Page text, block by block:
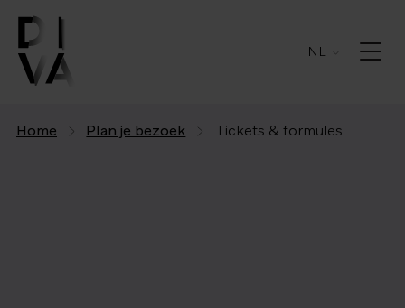
NL
Home Plan je bezoek Tickets & formules